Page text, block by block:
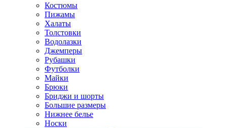
Костюмы
Пижамы
Халаты
Толстовки
Водолазки
Джемперы
Рубашки
Футболки
Майки
Брюки
Бриджи и шорты
Большие размеры
Нижнее белье
Носки